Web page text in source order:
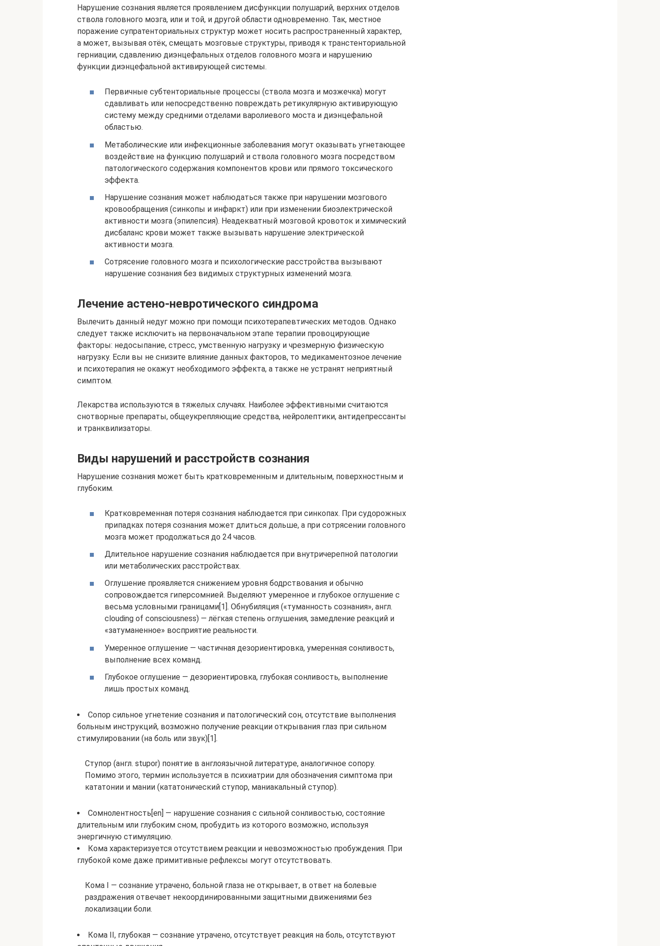
Нарушение сознания является проявлением дисфункции полушарий, верхних отделов
ствола головного мозга, или и той, и другой области одновременно. Так, местное
поражение супратенториальных структур может носить распространенный характер,
а может, вызывая отёк, смещать мозговые структуры, приводя к транстенториальной
герниации, сдавлению диэнцефальных отделов головного мозга и нарушению
функции диэнцефальной активирующей системы.
Первичные субтенториальные процессы (ствола мозга и мозжечка) могут
сдавливать или непосредственно повреждать ретикулярную активирующую
систему между средними отделами варолиевого моста и диэнцефальной
областью.
Метаболические или инфекционные заболевания могут оказывать угнетающее
воздействие на функцию полушарий и ствола головного мозга посредством
патологического содержания компонентов крови или прямого токсического
эффекта.
Нарушение сознания может наблюдаться также при нарушении мозгового
кровообращения (синкопы и инфаркт) или при изменении биоэлектрической
активности мозга (эпилепсия). Неадекватный мозговой кровоток и химический
дисбаланс крови может также вызывать нарушение электрической
активности мозга.
Сотрясение головного мозга и психологические расстройства вызывают
нарушение сознания без видимых структурных изменений мозга.
Лечение астено-невротического синдрома
Вылечить данный недуг можно при помощи психотерапевтических методов. Однако
следует также исключить на первоначальном этапе терапии провоцирующие
факторы: недосыпание, стресс, умственную нагрузку и чрезмерную физическую
нагрузку. Если вы не снизите влияние данных факторов, то медикаментозное лечение
и психотерапия не окажут необходимого эффекта, а также не устранят неприятный
симптом.
Лекарства используются в тяжелых случаях. Наиболее эффективными считаются
снотворные препараты, общеукрепляющие средства, нейролептики, антидепрессанты
и транквилизаторы.
Виды нарушений и расстройств сознания
Нарушение сознания может быть кратковременным и длительным, поверхностным и
глубоким.
Кратковременная потеря сознания наблюдается при синкопах. При судорожных
припадках потеря сознания может длиться дольше, а при сотрясении головного
мозга может продолжаться до 24 часов.
Длительное нарушение сознания наблюдается при внутричерепной патологии
или метаболических расстройствах.
Оглушение проявляется снижением уровня бодрствования и обычно
сопровождается гиперсомнией. Выделяют умеренное и глубокое оглушение с
весьма условными границами[1]. Обнубиляция («туманность сознания», англ.
clouding of consciousness) — лёгкая степень оглушения, замедление реакций и
«затуманенное» восприятие реальности.
Умеренное оглушение — частичная дезориентировка, умеренная сонливость,
выполнение всех команд.
Глубокое оглушение — дезориентировка, глубокая сонливость, выполнение
лишь простых команд.
Сопор сильное угнетение сознания и патологический сон, отсутствие выполнения
больным инструкций, возможно получение реакции открывания глаз при сильном
стимулировании (на боль или звук)[1].
Ступор (англ. stupor) понятие в англоязычной литературе, аналогичное сопору.
Помимо этого, термин используется в психиатрии для обозначения симптома при
кататонии и мании (кататонический ступор, маниакальный ступор).
Сомнолентность[en] — нарушение сознания с сильной сонливостью, состояние
длительным или глубоким сном, пробудить из которого возможно, используя
энергичную стимуляцию.
Кома характеризуется отсутствием реакции и невозможностью пробуждения. При
глубокой коме даже примитивные рефлексы могут отсутствовать.
Кома I — сознание утрачено, больной глаза не открывает, в ответ на болевые
раздражения отвечает некоординированными защитными движениями без
локализации боли.
Кома II, глубокая — сознание утрачено, отсутствует реакция на боль, отсутствуют